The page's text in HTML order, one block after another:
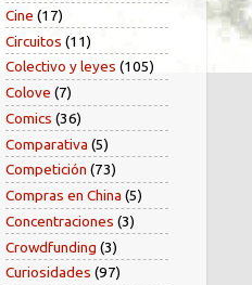
Cine (17)
Circuitos (11)
Colectivo y leyes (105)
Colove (7)
Comics (36)
Comparativa (5)
Competición (73)
Compras en China (5)
Concentraciones (3)
Crowdfunding (3)
Curiosidades (97)